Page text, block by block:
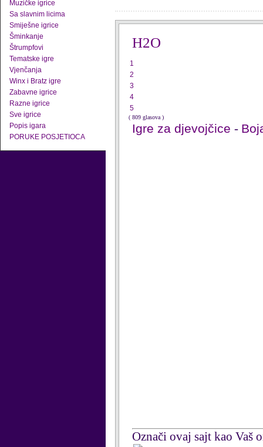
Muzičke igrice
Sa slavnim licima
Smiješne igrice
Šminkanje
Štrumpfovi
Tematske igre
Vjenčanja
Winx i Bratz igre
Zabavne igrice
Razne igrice
Sve igrice
Popis igara
PORUKE POSJETIOCA
H2O
1
2
3
4
5
( 809 glasova )
Igre za djevojčice -
Označi ovaj sajt kao Vaš